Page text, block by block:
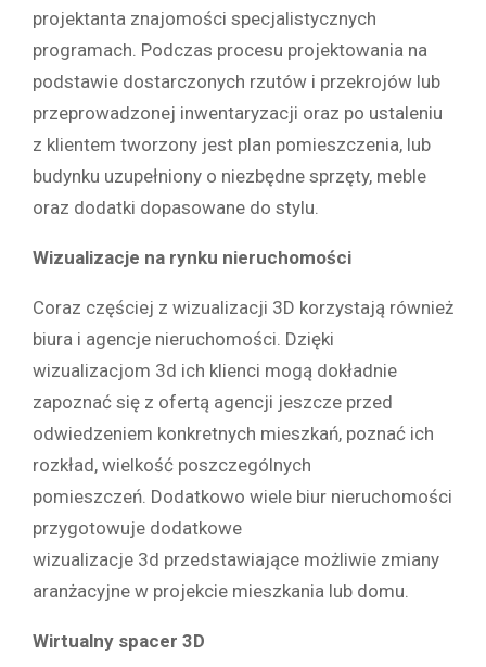
projektanta znajomości specjalistycznych
programach. Podczas procesu projektowania na
podstawie dostarczonych rzutów i przekrojów lub
przeprowadzonej inwentaryzacji oraz po ustaleniu
z klientem tworzony jest plan pomieszczenia, lub
budynku uzupełniony o niezbędne sprzęty, meble
oraz dodatki dopasowane do stylu.
Wizualizacje na rynku nieruchomości
Coraz częściej z wizualizacji 3D korzystają również
biura i agencje nieruchomości. Dzięki
wizualizacjom 3d ich klienci mogą dokładnie
zapoznać się z ofertą agencji jeszcze przed
odwiedzeniem konkretnych mieszkań, poznać ich
rozkład, wielkość poszczególnych
pomieszczeń. Dodatkowo wiele biur nieruchomości
przygotowuje dodatkowe
wizualizacje 3d przedstawiające możliwie zmiany
aranżacyjne w projekcie mieszkania lub domu.
Wirtualny spacer 3D